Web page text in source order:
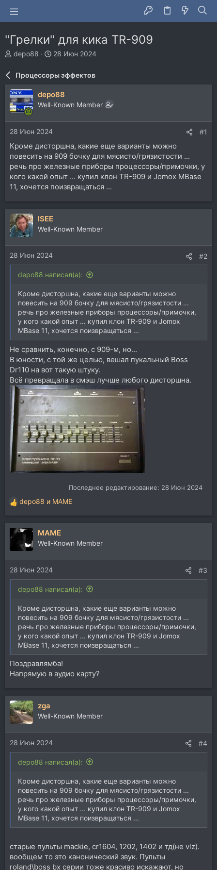
"Грелки" для кика TR-909
А
т
р
т
е
ы
depo88
Д
н
а
ч
28 Июн 2024
Процессоры эффектов
depo88
Well-Known Member
28 Июн 2024 #1
Кроме дисторшна, какие еще варианты можно
повесить на 909 бочку для мясисто/грязистости ...
речь про железные приборы процессоры/примочки, у
кого какой опыт ... купил клон TR-909 и Jomox MBase
11, хочется поизвращаться ...
ISEE
Well-Known Member
28 Июн 2024 #2
depo88 написал(а):
Кроме дисторшна, какие еще варианты можно
повесить на 909 бочку для мясисто/грязистости ...
речь про железные приборы процессоры/примочки,
у кого какой опыт ... купил клон TR-909 и Jomox
MBase 11, хочется поизвращаться ...
Не сравнить, конечно, с 909-м, но...
В юности, с той же целью, вешал пукальный Boss
Dr110 на вот такую штуку.
Всё превращала в смэш лучше любого дисторшна.
Последнее редактирование: 28 Июн 2024
Р
е
а
ц
и
и
:
depo88 и MAME
MAME
Well-Known Member
28 Июн 2024 #3
depo88 написал(а):
Кроме дисторшна, какие еще варианты можно
повесить на 909 бочку для мясисто/грязистости ...
речь про железные приборы процессоры/примочки,
у кого какой опыт ... купил клон TR-909 и Jomox
MBase 11, хочется поизвращаться ...
Поздравлямба!
Напрямую в аудио карту?
zga
Well-Known Member
28 Июн 2024 #4
depo88 написал(а):
Кроме дисторшна, какие еще варианты можно
повесить на 909 бочку для мясисто/грязистости ...
речь про железные приборы процессоры/примочки,
у кого какой опыт ... купил клон TR-909 и Jomox
MBase 11, хочется поизвращаться ...
старые пульты mackie, cr1604, 1202, 1402 и тд(не vlz).
вообщем то это канонический звук. Пульты
roland\boss bx серии тоже красиво искажают, но